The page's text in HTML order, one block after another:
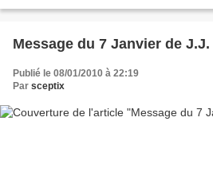
Message du 7 Janvier de
Publié le 08/01/2010 à 22:19
Par sceptix